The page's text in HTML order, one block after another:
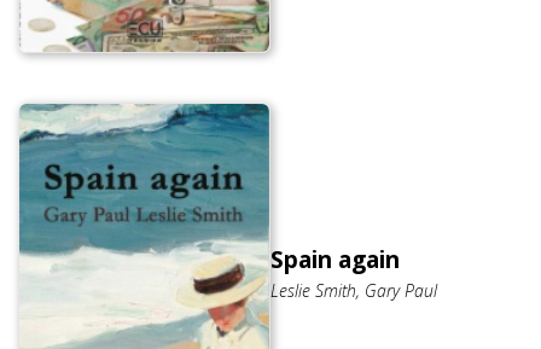
Spain again
Leslie Smith, Gary Paul